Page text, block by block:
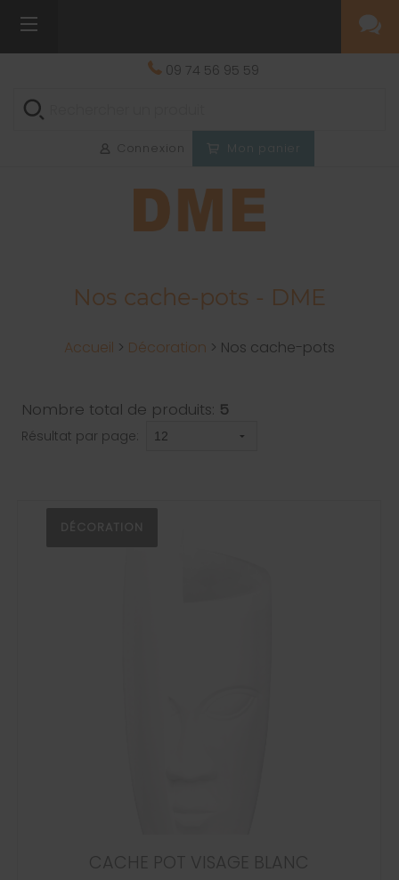
09 74 56 95 59
Connexion
Nos cache-pots - DME
Accueil > Décoration > Nos cache-pots
Nombre total de produits: 5
Résultat par page:
DÉCORATION
CACHE POT VISAGE BLANC